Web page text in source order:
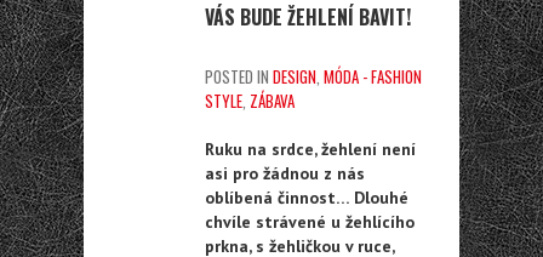
VÁS BUDE ŽEHLENÍ BAVIT!
POSTED IN DESIGN MÓDA - FASHION
STYLE ZÁBAVA
Ruku na srdce, žehlení není
asi pro žádnou z nás
oblíbená činnost… Dlouhé
chvíle strávené u žehlícího
prkna, s žehličkou v ruce,